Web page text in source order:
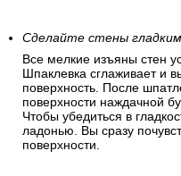
Сделайте стены
Все мелкие изъяны стен
Шпаклевка сглаживает и
поверхность. После
поверхности наждачной
Чтобы убедиться в
ладонью. Вы сразу
поверхности.